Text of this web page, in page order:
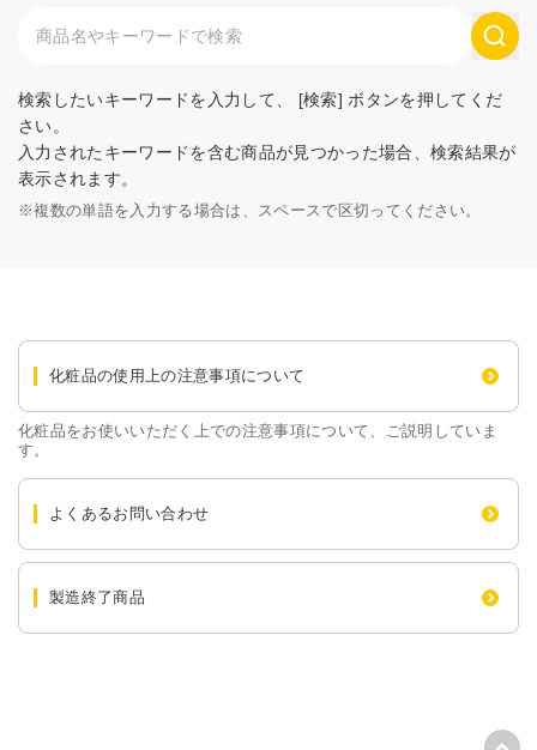
検索したいキーワードを入力して、 [検索] ボタンを押してくだ
さい。
入力されたキーワードを含む商品が見つかった場合、検索結果が
表示されます。
※複数の単語を入力する場合は、スペースで区切ってください。
化粧品の使用上の注意事項について
化粧品をお使いいただく上での注意事項について、ご説明していま
す。
よくあるお問い合わせ
製造終了商品